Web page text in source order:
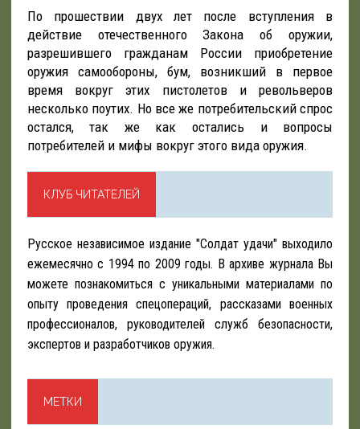
По прошествии двух лет после вступления в
действие отечественного Закона об оружии,
разрешившего гражданам России приобретение
оружия самообороны, бум, возникший в первое
время вокруг этих пистолетов и револьверов
несколько поутих. Но все же потребительский спрос
остался, так же как остались и вопросы
потребителей и мифы вокруг этого вида оружия.
КЛУБ ЧИТАТЕЛЕЙ
Русское независимое издание "Солдат удачи" выходило
ежемесячно с 1994 по 2009 годы. В архиве журнала Вы
можете познакомиться с уникальными материалами по
опыту проведения спецопераций, рассказами военных
профессионалов, руководителей служб безопасности,
экспертов и разработчиков оружия.
МЕТКИ